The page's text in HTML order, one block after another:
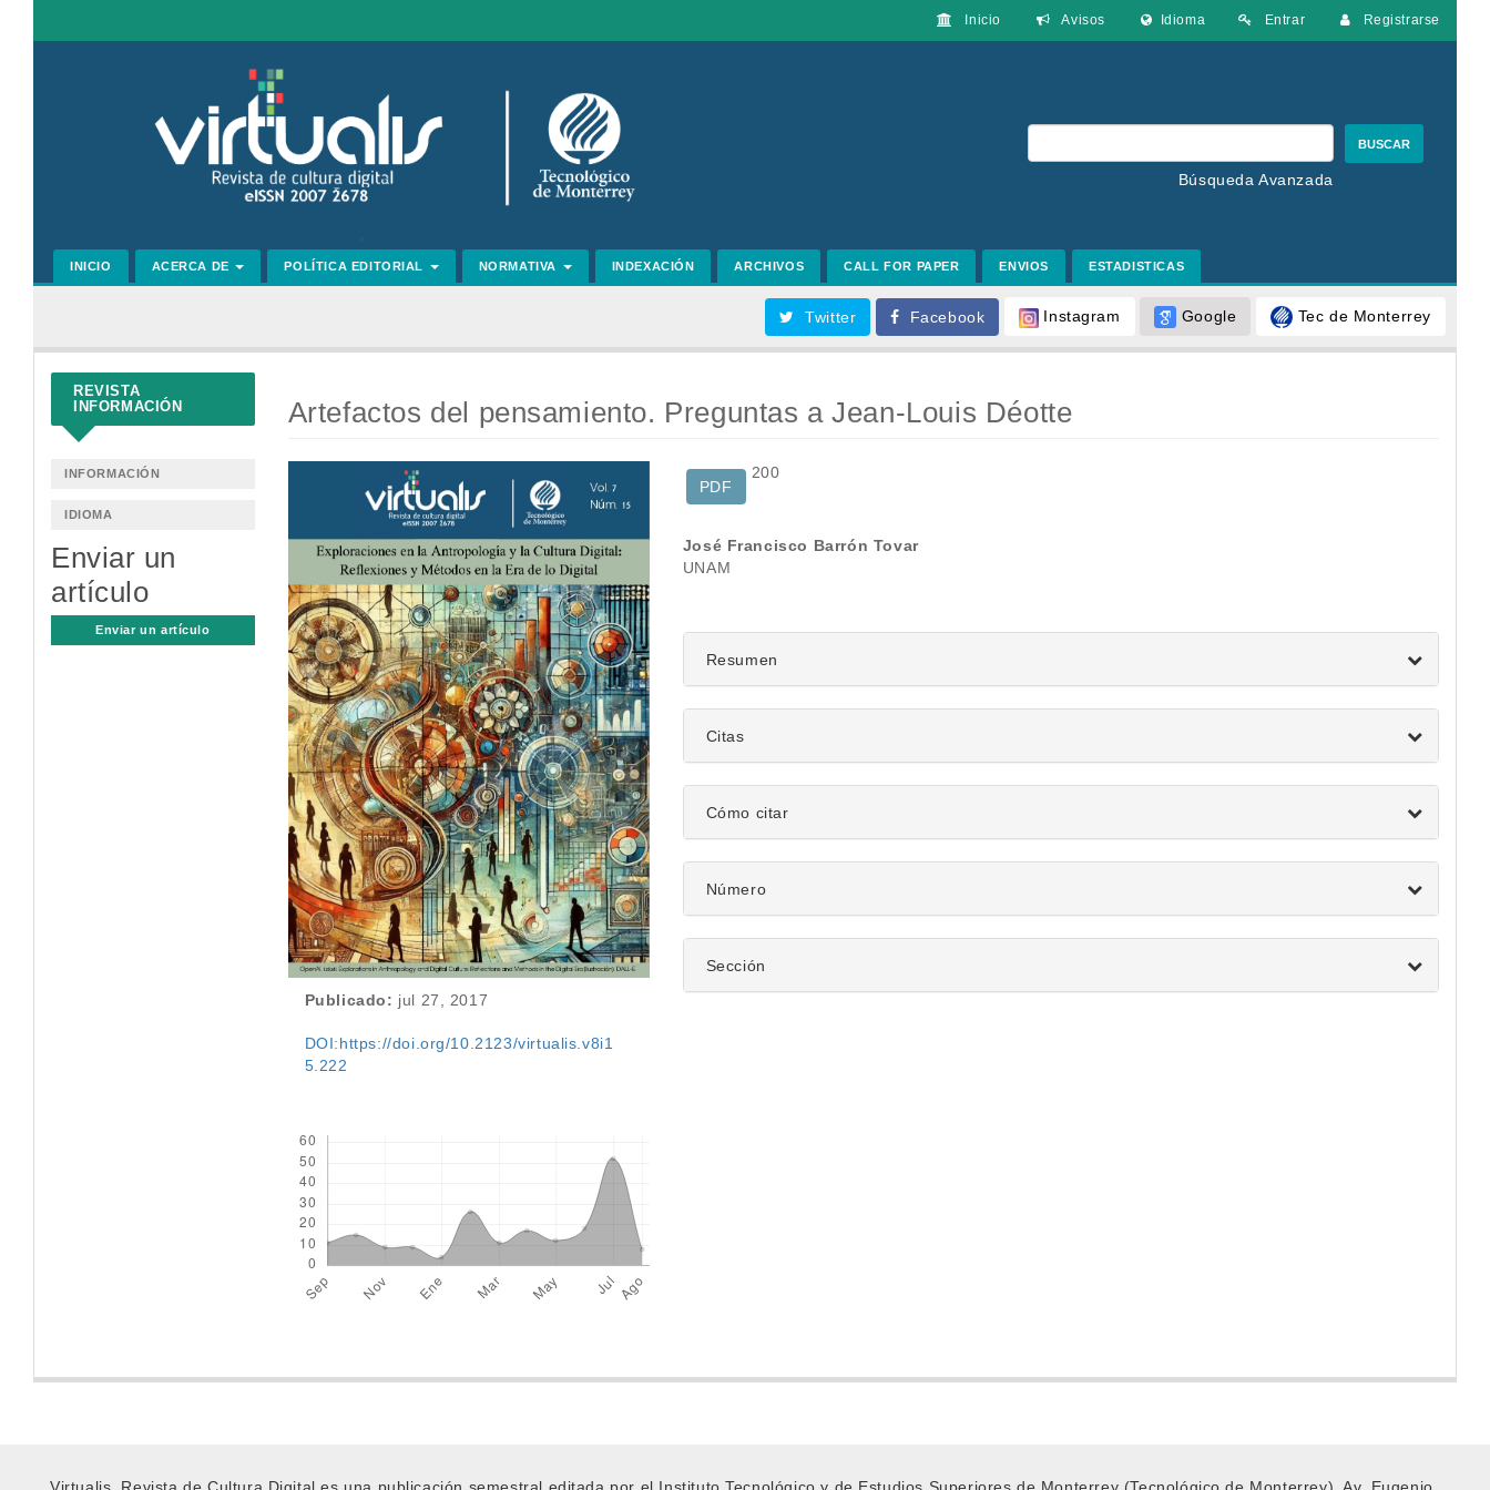
Entrar Registrarse
Inicio Avisos Idioma
BUSCAR
Búsqueda Avanzada
INICIO ACERCA DE POLÍTICA EDITORIAL NORMATIVA INDEXACIÓN ARCHIVOS CALL FOR PAPER ENVIOS ESTADISTICAS
Twitter Facebook Instagram Google Tec de Monterrey
REVISTA
INFORMACIÓN
INFORMACIÓN
IDIOMA
Enviar un
artículo
Enviar un artículo
Artefactos del pensamiento. Preguntas a Jean-Louis Déotte
lateral
del
artículo
Publicado: jul 27, 2017
DOI:https://doi.org/10.2123/virtualis.v8i1
5.222
200
PDF
Contenido
del
artículo
José Francisco Barrón Tovar
UNAM
Resumen
Citas
Detalles
del
artículo
Cómo citar
Número
Sección